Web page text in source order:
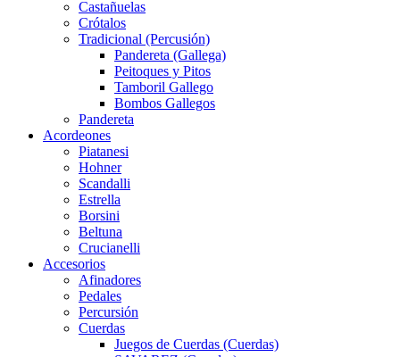
Castañuelas
Crótalos
Tradicional (Percusión)
Pandereta (Gallega)
Peitoques y Pitos
Tamboril Gallego
Bombos Gallegos
Pandereta
Acordeones
Piatanesi
Hohner
Scandalli
Estrella
Borsini
Beltuna
Crucianelli
Accesorios
Afinadores
Pedales
Percursión
Cuerdas
Juegos de Cuerdas (Cuerdas)